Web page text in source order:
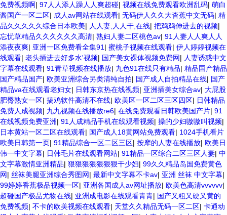
免费视频啊| 97人人添人躁人人爽超碰| 视频在线免费观看欧洲乱码| 萌白
酱国产一区二区| 成人av网站在线观看| 无码伊人久久大杳蕉中文无码| 精
品久久久久久综合日本欧美| 人人妻,人人干,在线| 把鸡鸡伸进去的视频|
忘忧草精品久久久久久久高清| 熟妇人妻二区桃色av| 91人妻人人爽人人
添夜夜爽| 亚洲一区免费看全集91 | 蜜桃子视频在线观看| 伊人婷婷视频在
线观看| 老头插进去好多水'视频| 国产美女裸体视频免费网| 人妻诱惑中文
字幕在线观看| 91青草视频在线播放| 九色91在线只有精品| 精品国产精品
国产精品国产| 欧美亚洲综合另类清纯自拍| 国产成人自拍精品在线| 国产
精品va在线观看老妇女| 日韩东京热在线视频| 亚洲插美女综合av| 大屁股
肥臀熟女一区| 搞鸡软件高清不在线| 欧美区一区二区三区四区| 日韩精品
免费人成视频| 九九视频在线播放re6| 在线免费观看日韩欧美国产片| 91
在线视频免费亚洲| 91人成精品手机在线观看视频| 操的少妇嗷嗷叫视频|
日本黄站一区二区在线观看| 国产成人18黄网站免费观看| 1024手机看片
欧美日韩第一页| 91精品综合一区二区三区| 按摩的人妻在线播放| 欧美日
韩一中文字幕| 日韩毛片在线观看网站| 91精品一区综合二区三区人妻| 中
文字幕激情亚洲精品| 狠狠狠狠狠狠狠干少妇| 99久久精品岛国免费黄色
网| 丝袜美腿亚洲综合秀图网| 最新中文字幕不卡av| 亚洲 丝袜 中文字幕|
99婷婷香蕉极品视频一区| 亚洲各国成人av网址播放| 欧美色高清vvvvvv|
超碰国产极品尤物在线| 亚洲成电影在线观看青青| 国产又粗又硬又黄的
免费视频| 不卡的欧美视频在线观看| 天堂久久精品无码一区二区| 卡通动